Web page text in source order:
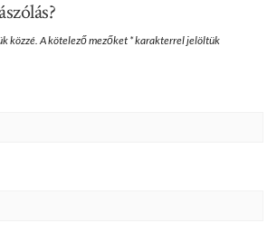
közzé. A kötelező mezőket *karakterrel jelöltük